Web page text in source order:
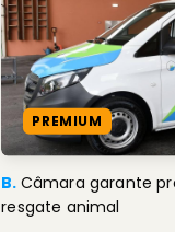
PREMIUM
B. Câmara garante
resgate animal